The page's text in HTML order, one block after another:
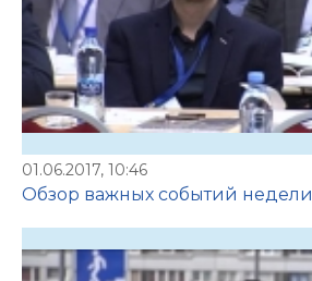
01.06.2017, 10:46
Обзор важных событий недели